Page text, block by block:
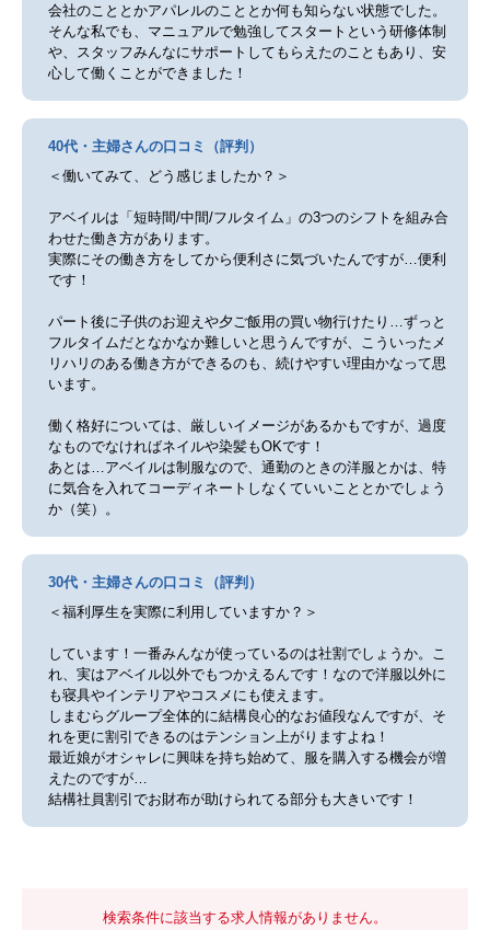
会社のこととかアパレルのこととか何も知らない状態でした。
そんな私でも、マニュアルで勉強してスタートという研修体制
や、スタッフみんなにサポートしてもらえたのこともあり、安
心して働くことができました！
40代・主婦さんの口コミ（評判）
＜働いてみて、どう感じましたか？＞
アベイルは「短時間/中間/フルタイム」の3つのシフトを組み合
わせた働き方があります。
実際にその働き方をしてから便利さに気づいたんですが…便利
です！
パート後に子供のお迎えや夕ご飯用の買い物行けたり…ずっと
フルタイムだとなかなか難しいと思うんですが、こういったメ
リハリのある働き方ができるのも、続けやすい理由かなって思
います。
働く格好については、厳しいイメージがあるかもですが、過度
なものでなければネイルや染髪もOKです！
あとは…アベイルは制服なので、通勤のときの洋服とかは、特
に気合を入れてコーディネートしなくていいこととかでしょう
か（笑）。
30代・主婦さんの口コミ（評判）
＜福利厚生を実際に利用していますか？＞
しています！一番みんなが使っているのは社割でしょうか。こ
れ、実はアベイル以外でもつかえるんです！なので洋服以外に
も寝具やインテリアやコスメにも使えます。
しまむらグループ全体的に結構良心的なお値段なんですが、そ
れを更に割引できるのはテンション上がりますよね！
最近娘がオシャレに興味を持ち始めて、服を購入する機会が増
えたのですが…
結構社員割引でお財布が助けられてる部分も大きいです！
検索条件に該当する求人情報がありません。